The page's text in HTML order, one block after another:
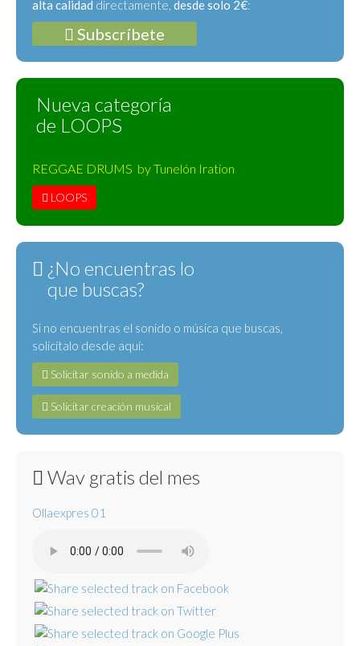
alta calidad directamente, desde solo 2€:
Subscríbete
Nueva categoría
de LOOPS
REGGAE DRUMS by Tunelón Iration
LOOPS
¿No encuentras lo
que buscas?
Si no encuentras el sonido o música que buscas,
solicítalo desde aquí:
Solicitar sonido a medida
Solicitar creación musical
Wav gratis del mes
Ollaexpres 01